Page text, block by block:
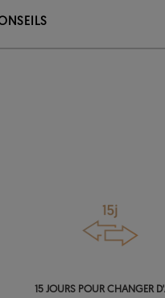
15 JOURS POUR CHANGER